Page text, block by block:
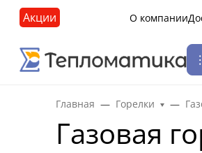
Акции О компании
Главная Горелки
Газовая